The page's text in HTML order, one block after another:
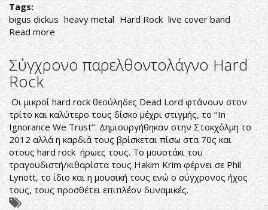
Tags:
bigus dickus heavy metal Hard Rock live cover band
Read moreabout
Bigus
Dickus:
"The
Grand
Premier"
at
Lazy
Club
Σύγχρονο παρελθοντολάγνο Hard
Rock
Οι μικροί hard rock θεούληδες Dead Lord φτάνουν στον
τρίτο και καλύτερο τους δίσκο μέχρι στιγμής, το ‘’In
Ignorance We Trust’’. Δημιουργήθηκαν στην Στοκχόλμη το
2012 αλλά η καρδιά τους βρίσκεται πίσω στα 70ς και
στους hard rock ήρωες τους. Το μουστάκι του
τραγουδιστή/κιθαρίστα τους Hakim Krim φέρνει σε Phil
Lynott, το ίδιο και η μουσική τους ενώ ο σύγχρονος ήχος
τους, τους προσθέτει επιπλέον δυναμικές.